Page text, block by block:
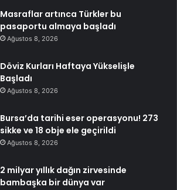
Masraflar artınca Türkler bu
pasaportu almaya başladı
Ağustos 8, 2026
Döviz Kurları Haftaya Yükselişle
Başladı
Ağustos 8, 2026
Bursa’da tarihi eser operasyonu! 273
sikke ve 18 obje ele geçirildi
Ağustos 8, 2026
2 milyar yıllık dağın zirvesinde
bambaşka bir dünya var